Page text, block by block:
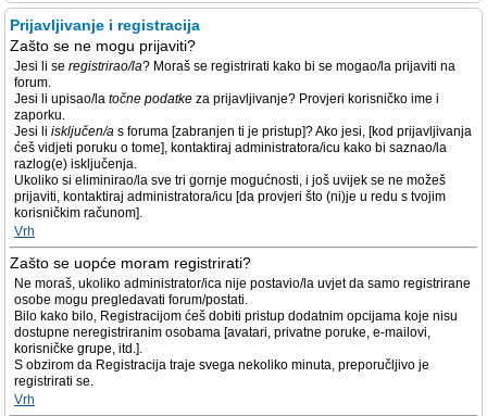
Prijavljivanje i registracija
Zašto se ne mogu prijaviti?
Jesi li se registrirao/la? Moraš se registrirati kako bi se mogao/la prijaviti na
forum.
Jesi li upisao/la točne podatke za prijavljivanje? Provjeri korisničko ime i
zaporku.
Jesi li isključen/a s foruma [zabranjen ti je pristup]? Ako jesi, [kod prijavljivanja
ćeš vidjeti poruku o tome], kontaktiraj administratora/icu kako bi saznao/la
razlog(e) isključenja.
Ukoliko si eliminirao/la sve tri gornje mogućnosti, i još uvijek se ne možeš
prijaviti, kontaktiraj administratora/icu [da provjeri što (ni)je u redu s tvojim
korisničkim računom].
Vrh
Zašto se uopće moram registrirati?
Ne moraš, ukoliko administrator/ica nije postavio/la uvjet da samo registrirane
osobe mogu pregledavati forum/postati.
Bilo kako bilo, Registracijom ćeš dobiti pristup dodatnim opcijama koje nisu
dostupne neregistriranim osobama [avatari, privatne poruke, e-mailovi,
korisničke grupe, itd.].
S obzirom da Registracija traje svega nekoliko minuta, preporučljivo je
registrirati se.
Vrh